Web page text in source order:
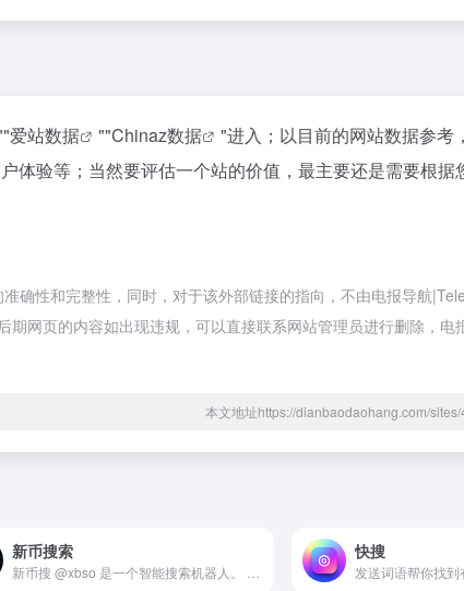
爱站数据 ""Chinaz数据
"进入；以目前的网站数据参考
验等；当然要评估一个站的价值，最主要还是需要根据
确性和完整性，同时，对于该外部链接的指向，不由电报导航
网页的内容如出现违规，可以直接联系网站管理员进行删除，电
本文地址https://dianbaodaohang.com/
新币搜索 快搜